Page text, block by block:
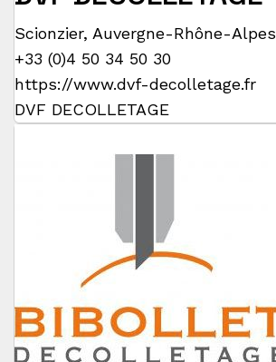
Scionzier, Auvergne-Rhône-Alpes
+33 (0)4 50 34 50 30
https://www.dvf-decolletage.fr
DVF DECOLLETAGE